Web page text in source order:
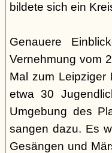
bildete sich ein
Genauere
Vernehmung vom
Mal zum Leipziger
etwa 30
Umgebung des
sangen dazu. Es
Gesängen und